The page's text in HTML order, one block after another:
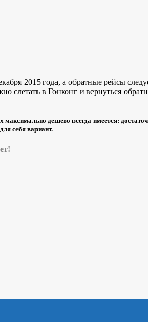
2015 года, а обратные рейсы
слетать в Гонконг и вернуться
дешево всегда имеется:
себя вариант.